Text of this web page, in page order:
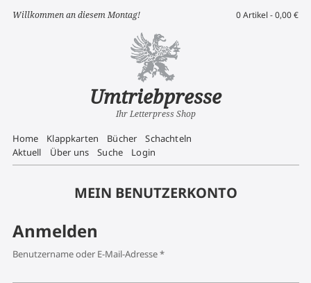
Willkommen an diesem Montag!
Umtriebpresse
Ihr Letterpress Shop
0 Artikel -0,00€
Home Klappkarten Bücher
Schachteln
Aktuell
Über uns Suche Login
MEIN BENUTZERKONTO
Anmelden
Benutzername oder E-Mail-Adresse*Erforderlich